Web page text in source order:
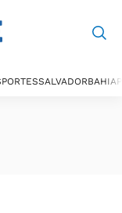
SALVADORBAHIA